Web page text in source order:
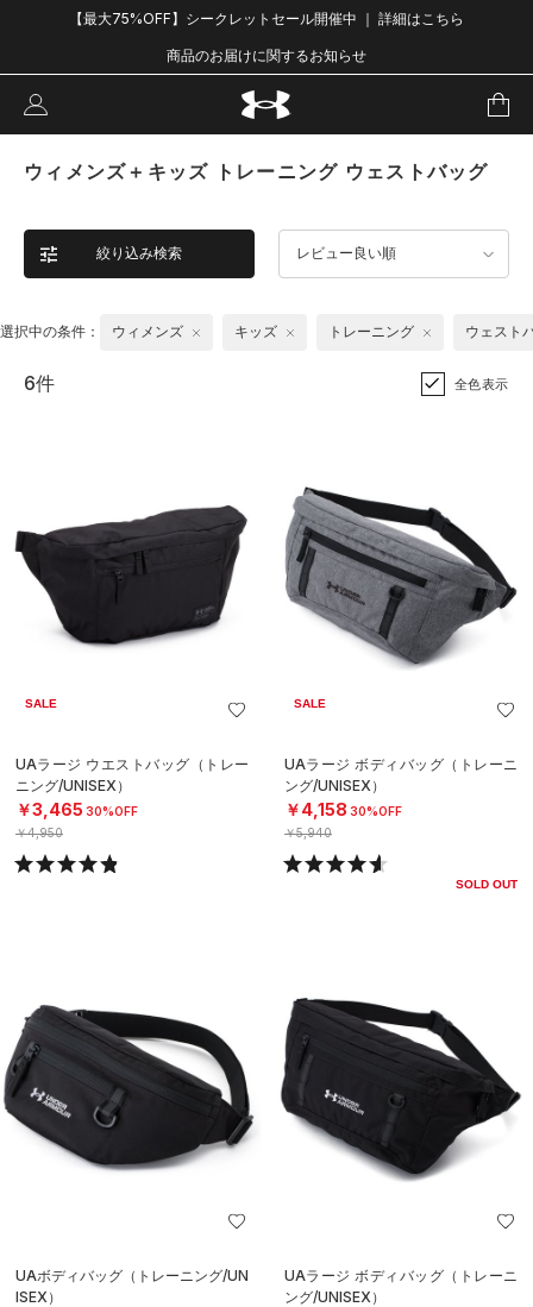
【最大75%OFF】シークレットセール開催中 ｜ 詳細はこちら
商品のお届けに関するお知らせ
ウィメンズ＋キッズ トレーニング ウェストバッグ
絞り込み検索 レビュー良い順
選択中の条件： ウィメンズ キッズ トレーニング ウェスト
6件 全色表示
SALE
UAラージ ウエストバッグ（トレー
ニング/UNISEX）
￥3,465 30%OFF
￥4,950
SALE
UAラージ ボディバッグ（トレーニ
ング/UNISEX）
￥4,158 30%OFF
￥5,940
SOLD OUT
UAボディバッグ（トレーニング/UN
ISEX）
UAラージ ボディバッグ（トレーニ
ング/UNISEX）